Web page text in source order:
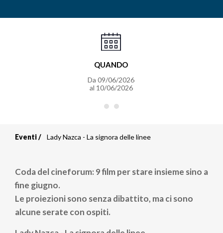
QUANDO
Da09/06/2026
al 10/06/2026
di
pane
Eventi Lady Nazca - La signora delle linee
Coda del cineforum: 9 film per stare insieme sino a
fine giugno.
Le proiezioni sono senza dibattito, ma ci sono
alcune serate con ospiti.